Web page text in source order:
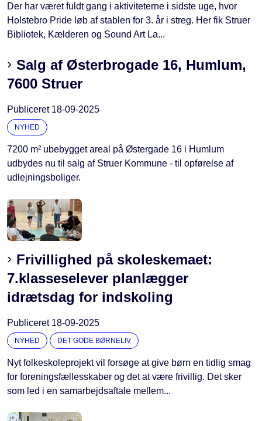
Der har været fuldt gang i aktiviteterne i sidste uge, hvor
Holstebro Pride løb af stablen for 3. år i streg. Her fik Struer
Bibliotek, Kælderen og Sound Art La...
Salg af Østerbrogade 16, Humlum,
7600 Struer
Publiceret 18-09-2025
NYHED
7200 m² ubebygget areal på Østergade 16 i Humlum
udbydes nu til salg af Struer Kommune - til opførelse af
udlejningsboliger.
Frivillighed på skoleskemaet:
7.klasseselever planlægger
idrætsdag for indskoling
Publiceret 18-09-2025
NYHED DET GODE BØRNELIV
Nyt folkeskoleprojekt vil forsøge at give børn en tidlig smag
for foreningsfællesskaber og det at være frivillig. Det sker
som led i en samarbejdsaftale mellem...